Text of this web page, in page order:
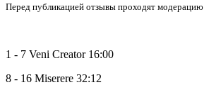
Перед публикацией отзывы проходят модерацию
1 - 7 Veni Creator 16:00
8 - 16 Miserere 32:12